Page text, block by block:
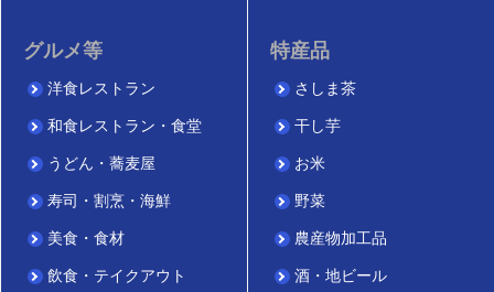
グルメ等
洋食レストラン
和食レストラン・食堂
うどん・蕎麦屋
寿司・割烹・海鮮
美食・食材
飲食・テイクアウト
特産品
さしま茶
干し芋
お米
野菜
農産物加工品
酒・地ビール